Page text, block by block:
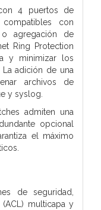
4 puertos de
con
agregación de
Ring Protection
y minimizar los
adición de una
archivos de
y syslog.
admiten una
opcional
el máximo
de seguridad,
multicapa y